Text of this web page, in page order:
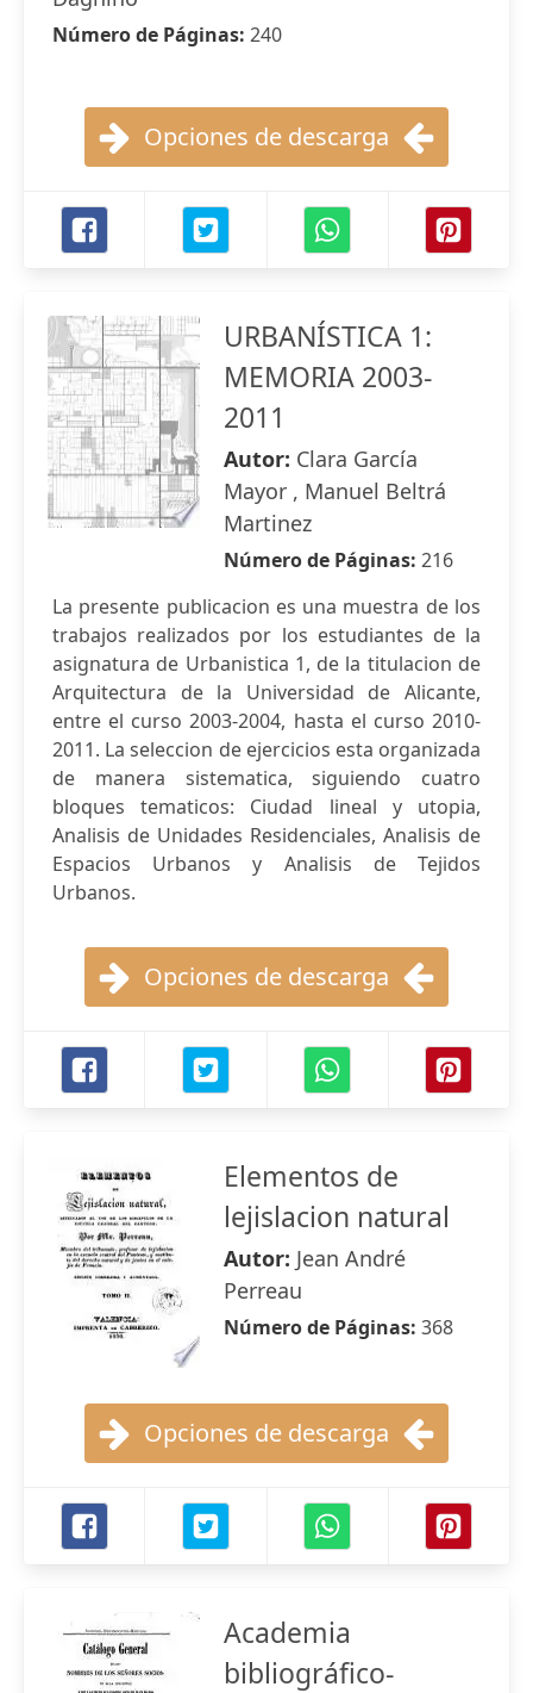
Número de Páginas: 240
Opciones de descarga
URBANÍSTICA 1:
MEMORIA 2003-
2011
Autor: Clara García
Mayor , Manuel Beltrá
Martinez
Número de Páginas: 216
La presente publicacion es una muestra de los
trabajos realizados por los estudiantes de la
asignatura de Urbanistica 1, de la titulacion de
Arquitectura de la Universidad de Alicante,
entre el curso 2003-2004, hasta el curso 2010-
2011. La seleccion de ejercicios esta organizada
de manera sistematica, siguiendo cuatro
bloques tematicos: Ciudad lineal y utopia,
Analisis de Unidades Residenciales, Analisis de
Espacios Urbanos y Analisis de Tejidos
Urbanos.
Opciones de descarga
Elementos de
lejislacion natural
Autor: Jean André
Perreau
Número de Páginas: 368
Opciones de descarga
Academia
bibliográfico-